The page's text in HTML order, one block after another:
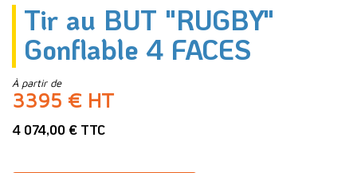
Tir au BUT "RUGBY"
Gonflable 4 FACES
À partir de
3395 € HT
4 074,00 € TTC